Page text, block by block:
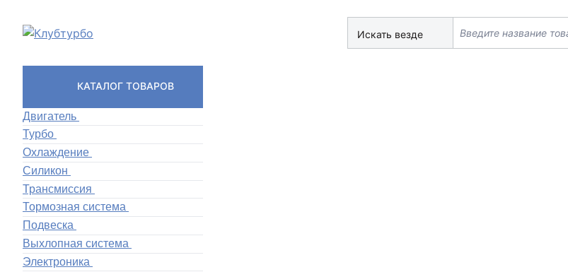
Искать везде
КАТАЛОГ ТОВАРОВ
Двигатель
Турбо
Охлаждение
Силикон
Трансмиссия
Тормозная система
Подвеска
Выхлопная система
Электроника